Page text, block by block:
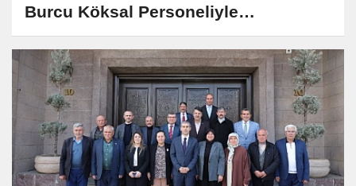
Burcu Köksal Personeliyle
Bayramlaştı